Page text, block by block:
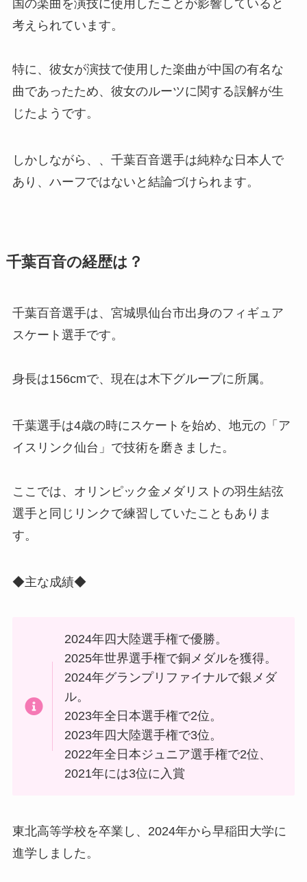
国の楽曲を演技に使用したことが影響していると
考えられています。
特に、彼女が演技で使用した楽曲が中国の有名な
曲であったため、彼女のルーツに関する誤解が生
じたようです。
しかしながら、、千葉百音選手は純粋な日本人で
あり、ハーフではないと結論づけられます。
千葉百音の経歴は？
千葉百音選手は、宮城県仙台市出身のフィギュア
スケート選手です。
身長は156cmで、現在は木下グループに所属。
千葉選手は4歳の時にスケートを始め、地元の「ア
イスリンク仙台」で技術を磨きました。
ここでは、オリンピック金メダリストの羽生結弦
選手と同じリンクで練習していたこともありま
す。
◆主な成績◆
2024年四大陸選手権で優勝。
2025年世界選手権で銅メダルを獲得。
2024年グランプリファイナルで銀メダ
ル。
2023年全日本選手権で2位。
2023年四大陸選手権で3位。
2022年全日本ジュニア選手権で2位、
2021年には3位に入賞
東北高等学校を卒業し、2024年から早稲田大学に
進学しました。